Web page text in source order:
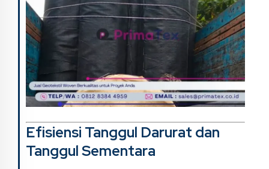
Efisiensi Tanggul Darurat dan
Tanggul Sementara